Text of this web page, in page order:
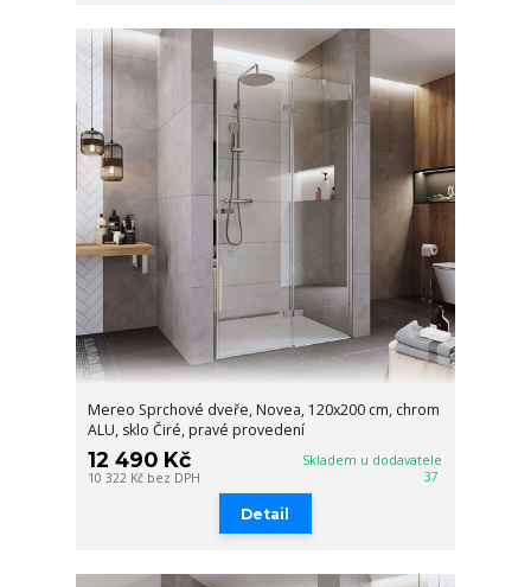
Mereo Sprchové dveře, Novea, 120x200 cm, chrom
ALU, sklo Čiré, pravé provedení
12 490 Kč
10 322 Kč bez DPH
Skladem u dodavatele
37
Detail